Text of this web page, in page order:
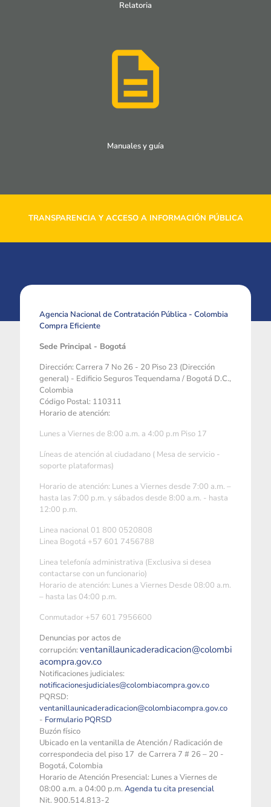
Relatoria
Manuales y guía
TRANSPARENCIA Y ACCESO A INFORMACIÓN PÚBLICA
Agencia Nacional de Contratación Pública - Colombia
Compra Eficiente
Sede Principal - Bogotá
Dirección: Carrera 7 No 26 - 20 Piso 23 (Dirección
general) - Edificio Seguros Tequendama / Bogotá D.C.,
Colombia
Código Postal: 110311
Horario de atención:
Lunes a Viernes de 8:00 a.m. a 4:00 p.m Piso 17
Líneas de atención al ciudadano ( Mesa de servicio -
soporte plataformas)
Horario de atención: Lunes a Viernes desde 7:00 a.m. –
hasta las 7:00 p.m. y sábados desde 8:00 a.m. - hasta
12:00 p.m.
Linea nacional 01 800 0520808
Linea Bogotá +57 601 7456788
Linea telefonía administrativa (Exclusiva si desea
contactarse con un funcionario)
Horario de atención: Lunes a Viernes Desde 08:00 a.m.
– hasta las 04:00 p.m.
Conmutador +57 601 7956600
Denuncias por actos de
corrupción: ventanillaunicaderadicacion@colombi
acompra.gov.co
Notificaciones judiciales:
notificacionesjudiciales@colombiacompra.gov.co
PQRSD:
ventanillaunicaderadicacion@colombiacompra.gov.co
- Formulario PQRSD
Buzón físico
Ubicado en la ventanilla de Atención / Radicación de
correspondecia del piso 17 de Carrera 7 # 26 – 20 -
Bogotá, Colombia
Horario de Atención Presencial: Lunes a Viernes de
08:00 a.m. a 04:00 p.m. Agenda tu cita presencial
Nit. 900.514.813-2